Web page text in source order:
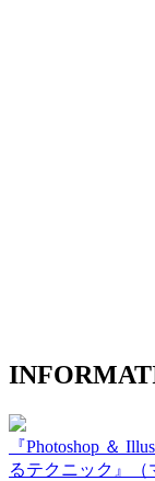
『Photoshop ＆
るテクニック』（